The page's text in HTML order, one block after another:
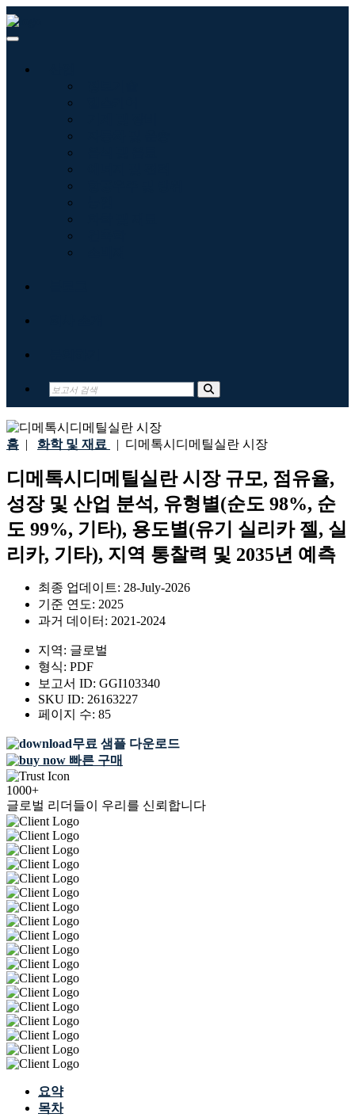
홈 | 화학 및 재료 | 디메톡시디메틸실란 시장
디메톡시디메틸실란 시장 규모, 점유율,
성장 및 산업 분석, 유형별(순도 98%, 순
도 99%, 기타), 용도별(유기 실리카 젤, 실
리카, 기타), 지역 통찰력 및 2035년 예측
최종 업데이트: 28-July-2026
기준 연도: 2025
과거 데이터: 2021-2024
지역: 글로벌
형식: PDF
보고서 ID: GGI103340
SKU ID: 26163227
페이지 수: 85
무료 샘플 다운로드
빠른 구매
1000+
글로벌 리더들이 우리를 신뢰합니다
요약
목차